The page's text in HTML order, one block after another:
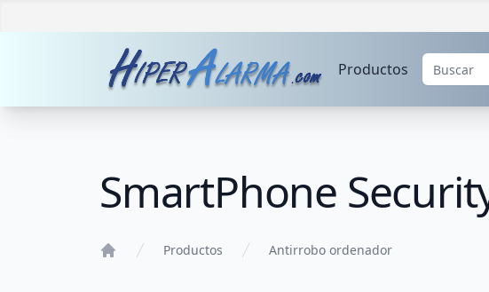
Productos
SmartPhone
Productos Antirrobo ordenador